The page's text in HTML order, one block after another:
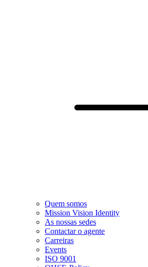
Quem somos
Mission Vision Identity
As nossas sedes
Contactar o agente
Carreiras
Events
ISO 9001